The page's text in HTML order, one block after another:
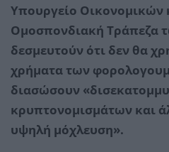
Υπουργείο Οικονομικών
Ομοσπονδιακή Τράπεζα
δεσμευτούν ότι δεν θα
χρήματα των
διασώσουν
κρυπτονομισμάτων και
υψηλή μόχλευση».